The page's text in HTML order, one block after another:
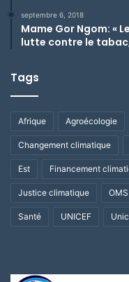
septembre 6, 2018
Mame Gor Ngom: «
lutte contre le tabac,
Tags
Afrique Agroécologie
Changement climatique
Est Financement
Justice climatique OMS
Santé UNICEF